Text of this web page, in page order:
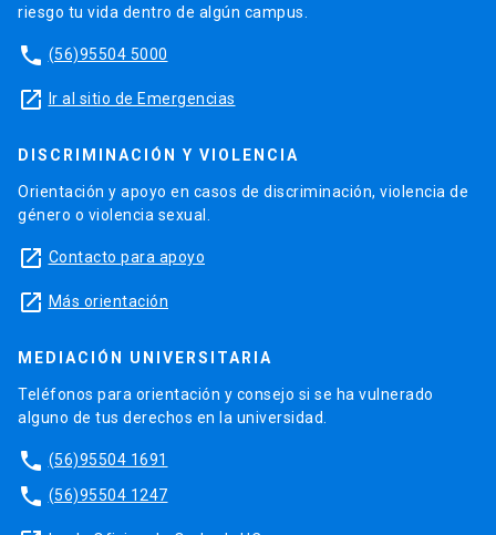
riesgo tu vida dentro de algún campus.
phone (56)95504 5000
launch Ir al sitio de Emergencias
DISCRIMINACIÓN Y VIOLENCIA
Orientación y apoyo en casos de discriminación, violencia de
género o violencia sexual.
launch Contacto para apoyo
launch Más orientación
MEDIACIÓN UNIVERSITARIA
Teléfonos para orientación y consejo si se ha vulnerado
alguno de tus derechos en la universidad.
phone (56)95504 1691
phone (56)95504 1247